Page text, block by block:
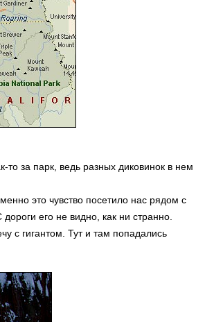
за парк, ведь разных диковинок в нем
это чувство посетило нас рядом с
его не видно, как ни странно.
с гигантом. Тут и там попадались